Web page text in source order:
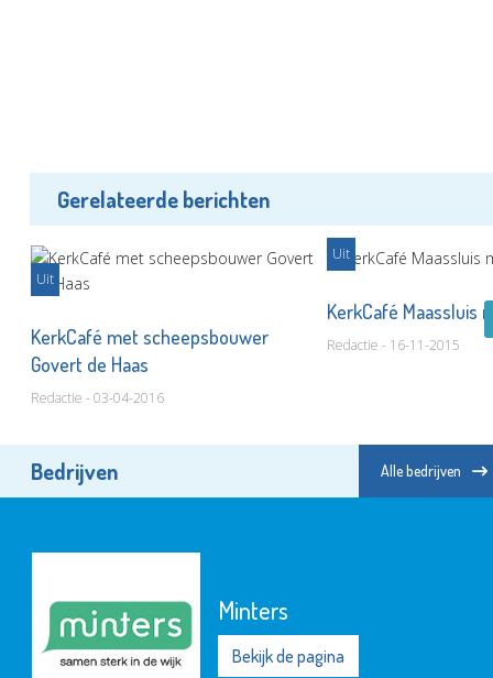
Gerelateerde berichten
Uit
KerkCafé met scheepsbouwer
Govert de Haas
Redactie - 03-04-2016
Uit
KerkCafé Maassluis
Redactie - 16-11-2015
Bedrijven Alle bedrijven
Minters
Bekijk de pagina